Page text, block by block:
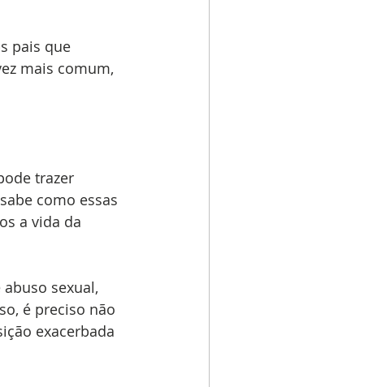
pais que
mais comum,
trazer
como essas
a vida da
sexual,
é preciso não
exacerbada